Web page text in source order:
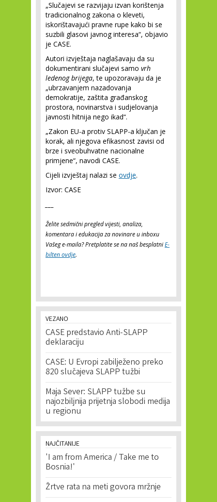
„Slučajevi se razvijaju izvan korištenja
tradicionalnog zakona o kleveti,
iskorištavajući pravne rupe kako bi se
suzbili glasovi javnog interesa“, objavio
je CASE.
Autori izvještaja naglašavaju da su
dokumentirani slučajevi samo vrh
ledenog brijega, te upozoravaju da je
„ubrzavanjem nazadovanja
demokratije, zaštita građanskog
prostora, novinarstva i sudjelovanja
javnosti hitnija nego ikad“.
„Zakon EU-a protiv SLAPP-a ključan je
korak, ali njegova efikasnost zavisi od
brze i sveobuhvatne nacionalne
primjene“, navodi CASE.
Cijeli izvještaj nalazi se ovdje.
Izvor: CASE
Želite sedmični pregled vijesti, analiza,
komentara i edukacija za novinare u inboxu
Vašeg e-maila? Pretplatite se na naš besplatniE-
bilten ovdje.
VEZANO
CASE predstavio Anti-SLAPP
deklaraciju
CASE: U Evropi zabilježeno preko
820 slučajeva SLAPP tužbi
Maja Sever: SLAPP tužbe su
najozbiljnija prijetnja slobodi medija
u regionu
NAJČITANIJE
'I am from America / Take me to
Bosnia!'
Žrtve rata na meti govora mržnje